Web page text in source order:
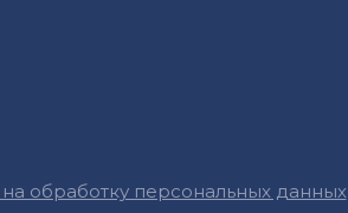
обработку персональных данных